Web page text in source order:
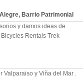
Barrio Patrimonial
y damos ideas de
Rentals Trek
Valparaiso y Viña del Mar .